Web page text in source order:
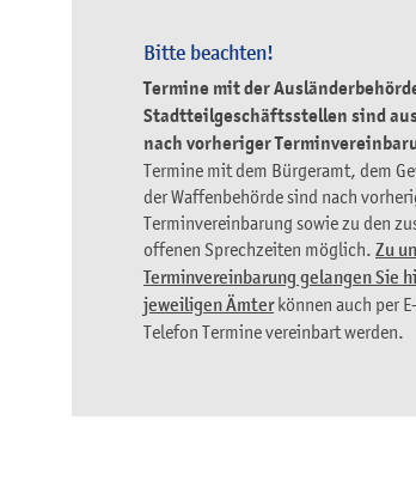
Bitte beachten!
Termine mit der
Stadtteilgeschäftsstellen sind
nach vorheriger
Termine mit dem Bürgeramt, dem
der Waffenbehörde sind nach
Terminvereinbarung sowie zu den
offenen Sprechzeiten möglich. Zu
Terminvereinbarung gelangen Sie
jeweiligen Ämterkönnen auch per
Telefon Termine vereinbart werden.